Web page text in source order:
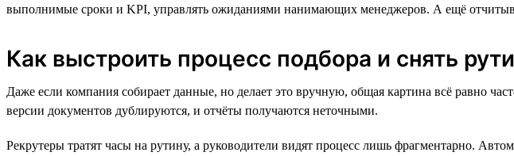
выполнимые сроки и KPI, управлять ожиданиями нанимающих менеджеров. А ещё
Как выстроить процесс подбора и снять
Даже если компания собирает данные, но делает это вручную, общая картина всё равно
версии документов дублируются, и отчёты получаются неточными.
Рекрутеры тратят часы на рутину, а руководители видят процесс лишь фрагментарно.